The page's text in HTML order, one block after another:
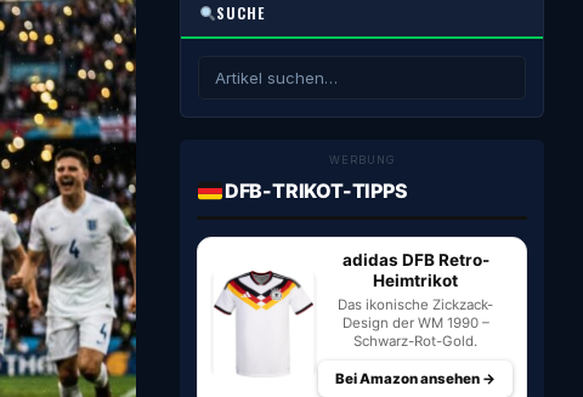
SUCHE
WERBUNG
DFB-TRIKOT-TIPPS
adidas DFB Retro-
Heimtrikot
Das ikonische Zickzack-
Design der WM 1990 –
Schwarz-Rot-Gold.
Bei Amazon ansehen →